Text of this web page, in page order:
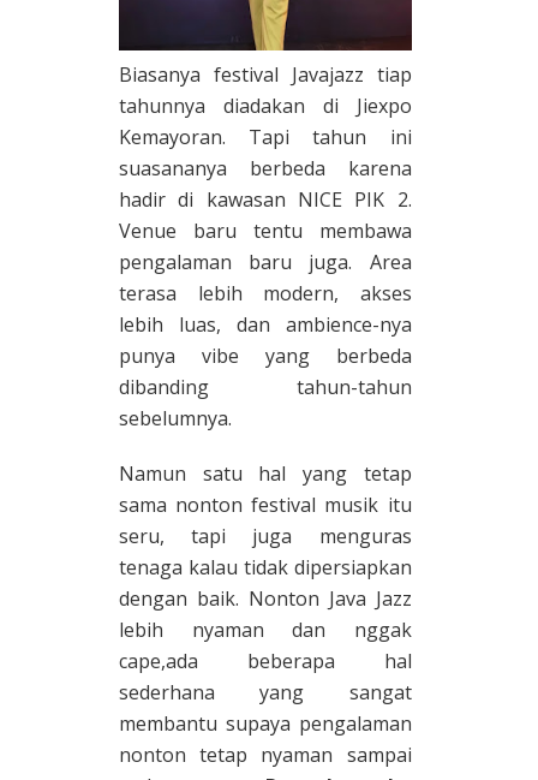
Biasanya festival Javajazz tiap
tahunnya diadakan di Jiexpo
Kemayoran. Tapi tahun ini
suasananya berbeda karena
hadir di kawasan NICE PIK 2.
Venue baru tentu membawa
pengalaman baru juga. Area
terasa lebih modern, akses
lebih luas, dan ambience-nya
punya vibe yang berbeda
dibanding tahun-tahun
sebelumnya.
Namun satu hal yang tetap
sama nonton festival musik itu
seru, tapi juga menguras
tenaga kalau tidak dipersiapkan
dengan baik. Nonton Java Jazz
lebih nyaman dan nggak
cape,ada beberapa hal
sederhana yang sangat
membantu supaya pengalaman
nonton tetap nyaman sampai